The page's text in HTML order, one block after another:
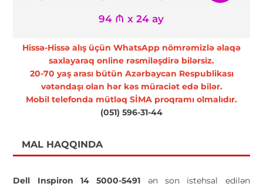
94 ₼ x 24 ay
Hissə-Hissə alış üçün WhatsApp nömrəmizlə əlaqə
saxlayaraq online rəsmiləşdirə bilərsiz.
20-70 yaş arası bütün Azərbaycan Respublikası
vətəndaşı olan hər kəs müraciət edə bilər.
Mobil telefonda mütləq SİMA proqramı olmalıdır.
(051) 596-31-44
MAL HAQQINDA
Dell Inspiron 14 5000-5491 ən son istehsal edilən